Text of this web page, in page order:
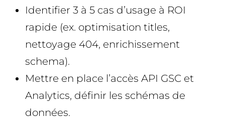
Identifier 3 à 5 cas d’usage à ROI
rapide (ex. optimisation titles,
nettoyage 404, enrichissement
schema).
Mettre en place l’accès API GSC et
Analytics, définir les schémas de
données.